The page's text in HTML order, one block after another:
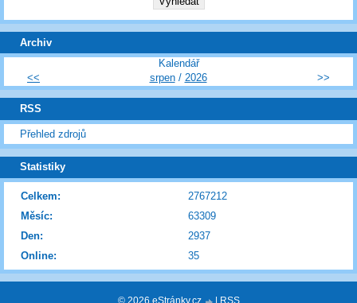
Archiv
Kalendář
<<
srpen/ 2026 >>
RSS
Přehled zdrojů
Statistiky
Online: 35
Celkem:
2767212
Měsíc:
63309
Den:
2937
© 2026 eStránky.cz RSS